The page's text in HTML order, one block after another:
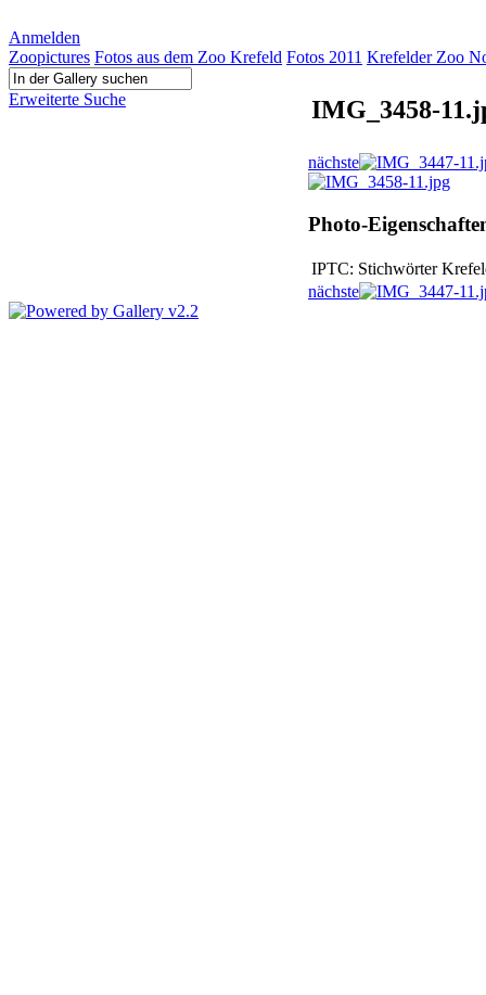
Anmelden
Zoopictures Fotos aus dem Zoo Krefeld Fotos 2011 Krefelder Zoo
Erweiterte Suche IMG_3458-
nächste
Photo-
IPTC: Stichwörter
nächste